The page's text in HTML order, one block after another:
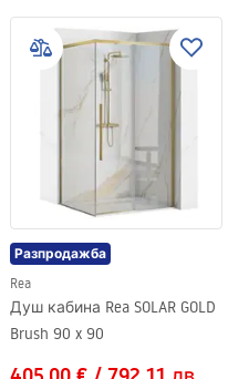
Разпродажба
Rea
Душ кабина Rea SOLAR GOLD
Brush 90 x 90